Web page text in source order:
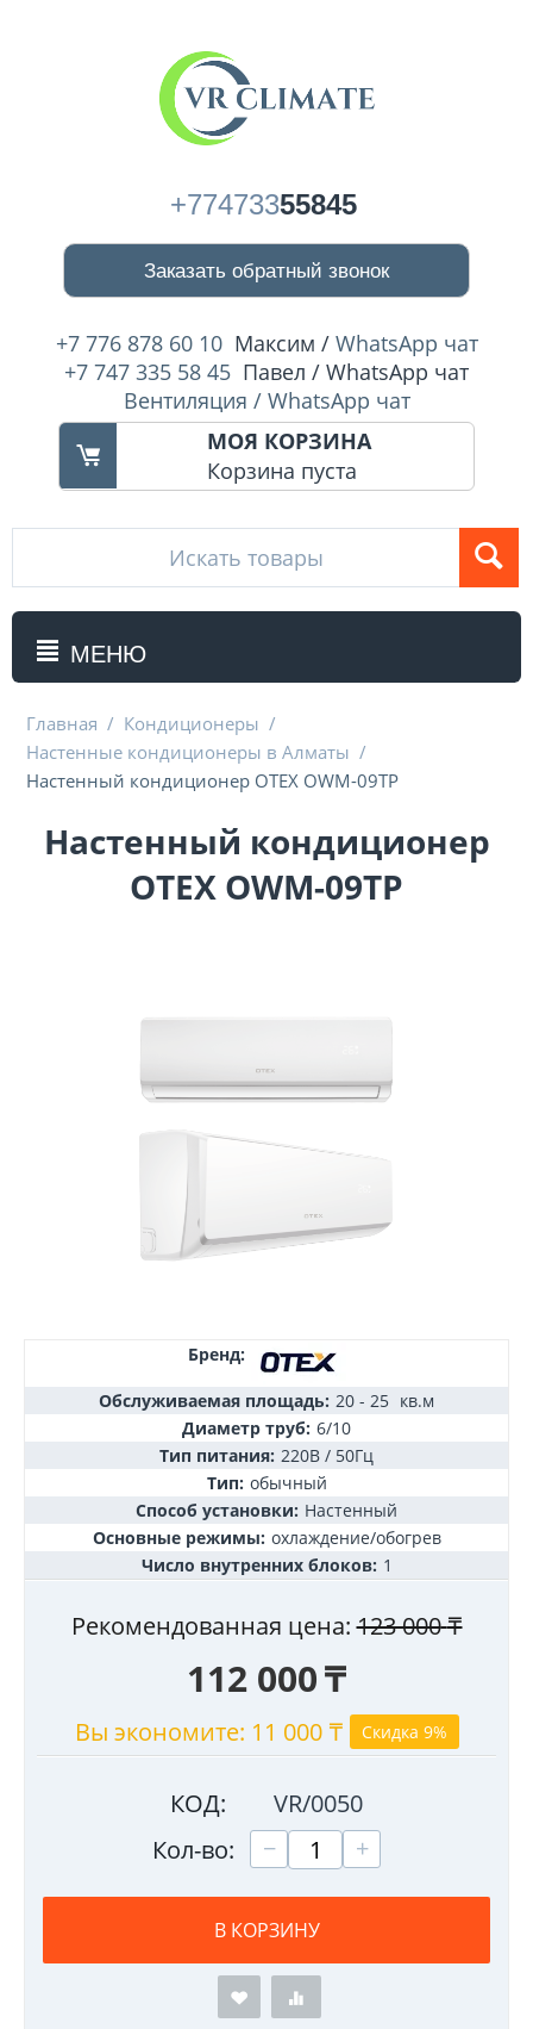
+77473355845
Заказать обратный звонок
+7 776 878 60 10 Максим / WhatsApp чат
+7 747 335 58 45 Павел / WhatsApp чат
Вентиляция / WhatsApp чат
МОЯ КОРЗИНА
Корзина пуста
МЕНЮ
Главная / Кондиционеры /
Настенные кондиционеры в Алматы /
Настенный кондиционер OTEX OWM-09TP
Настенный кондиционер
OTEX OWM-09TP
Бренд:
Обслуживаемая площадь: 20 - 25 кв.м
Диаметр труб: 6/10
Тип питания: 220В / 50Гц
Тип: обычный
Способ установки: Настенный
Основные режимы: охлаждение/обогрев
Число внутренних блоков: 1
Рекомендованная цена: 123 000₸
112 000₸
Вы экономите: 11 000₸ Скидка 9%
КОД:
VR/0050
Кол-во:
+
−
В КОРЗИНУ